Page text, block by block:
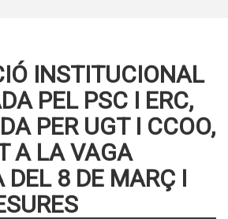
INSTITUCIONAL
PEL PSC I ERC,
PER UGT I CCOO,
A LA VAGA
DEL 8 DE MARÇ I